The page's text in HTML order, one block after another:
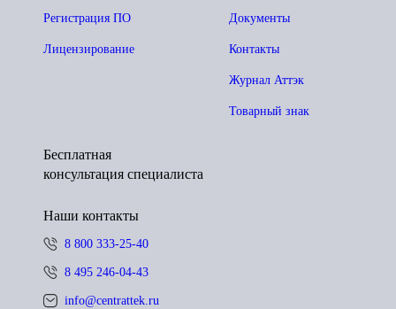
Документы
Контакты
Журнал Аттэк
Товарный знак
Регистрация ПО
Лицензирование
Бесплатная
консультация специалиста
Наши контакты
8 800 333-25-40
8 495 246-04-43
info@centrattek.ru